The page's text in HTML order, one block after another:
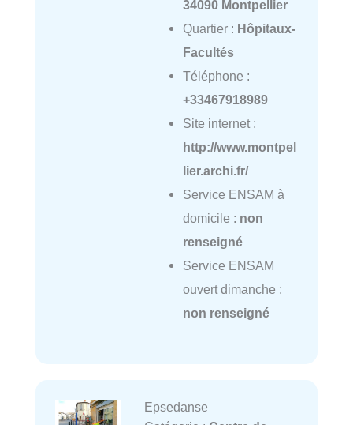
34090 Montpellier
Quartier : Hôpitaux-
Facultés
Téléphone :
+33467918989
Site internet :
http://www.montpel
lier.archi.fr/
Service ENSAM à
domicile : non
renseigné
Service ENSAM
ouvert dimanche :
non renseigné
Epsedanse